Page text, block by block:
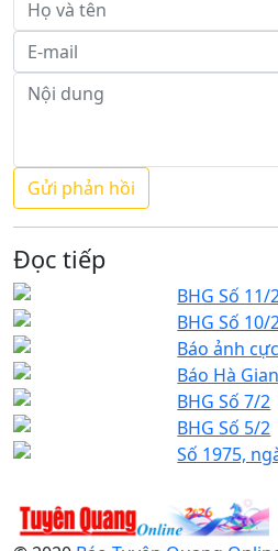
Đọc tiếp
BHG Số 11/
BHG Số 10/
Báo ảnh
Báo Hà
BHG Số 7/2
BHG Số 5/2
Số 1975,